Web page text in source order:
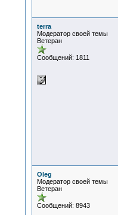
terra
Модератор своей темы
Ветеран
Сообщений: 1811
Oleg
Модератор своей темы
Ветеран
Сообщений: 8943